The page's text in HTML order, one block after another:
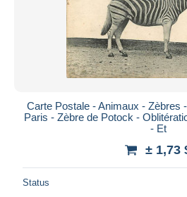
Carte Postale - Animaux - Zèbres
Paris - Zèbre de Potock -
- Et
± 1,73
Status